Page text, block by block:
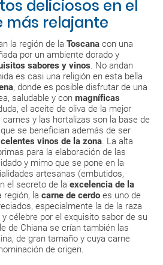
deliciosos en el
más relajante
la región de la Toscana con una
por un ambiente dorado y
sabores y vinos. No andan
es casi una religión en esta bella
, donde es posible disfrutar de una
saludable y con magníficas
el aceite de oliva de la mejor
y las hortalizas son la base de
se benefician además de ser
vinos de la zona. La alta
para la elaboración de las
y mimo que se pone en la
artesanas (embutidos,
el secreto de la excelencia de la
región, la carne de cerdo es uno de
especialmente la de la raza
célebre por el exquisito sabor de su
de Chiana se crían también las
de gran tamaño y cuya carne
de origen.